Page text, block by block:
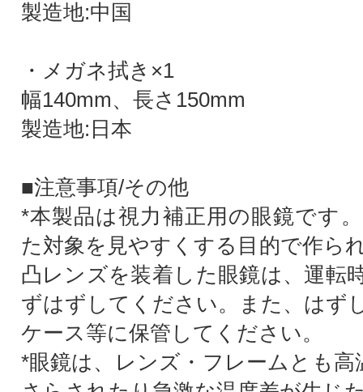
製造地:中国
・メガネ拭き×1
幅140mm、長さ150mm
製造地:日本
■注意事項/その他
*本製品は視力補正用の眼鏡です
た対象を見やすくする目的で作ら
凸レンズを装着した眼鏡は、運転
ずはずしてください。また、はず
ケース等に保管してください。
*眼鏡は、レンズ・フレームとも